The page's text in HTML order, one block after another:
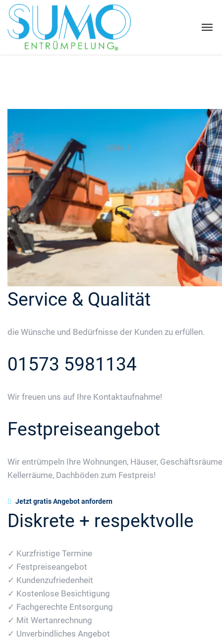
Slide 1
Service & Qualität
die Wünsche und Bedürfnisse der Kunden zu erfüllen.
01573 5981134
Wir freuen uns auf Ihre Kontaktaufnahme!
Festpreiseangebot
Wir entrümpeln Ihre Wohnungen, Häuser,
Kellerräume, Dachböden zum Festpreis!
Jetzt gratis Angebot anfordern
Diskrete + respektvolle
✓ Kurzfristige Termine
✓ Festpreiseangebot
✓ Kundenzufriedenheit
✓ Kostenlose Besichtigung
✓ Fachgerechte Entsorgung
✓ Mit Wertanrechnung
✓ Unverbindliches Angebot